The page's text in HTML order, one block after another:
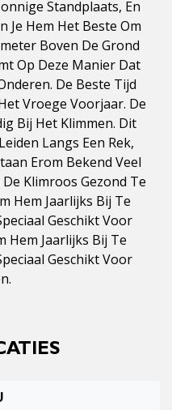
Standplaats, En
Je Hem Het Beste Om
Boven De Grond
Op Deze Manier Dat
De Beste Tijd
Vroege Voorjaar. De
Bij Het Klimmen. Dit
Langs Een Rek,
Erom Bekend Veel
Klimroos Gezond Te
Hem Jaarlijks Bij Te
Geschikt Voor
Hem Jaarlijks Bij Te
Geschikt Voor